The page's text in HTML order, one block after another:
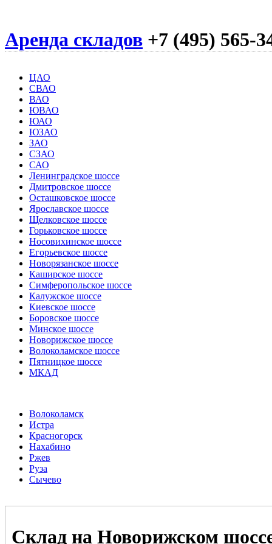
Аренда складов +7 (495) 565-
ЦАО
СВАО
ВАО
ЮВАО
ЮАО
ЮЗАО
ЗАО
СЗАО
САО
Ленинградское шоссе
Дмитровское шоссе
Осташковское шоссе
Ярославское шоссе
Щелковское шоссе
Горьковское шоссе
Носовихинское шоссе
Егорьевское шоссе
Новорязанское шоссе
Каширское шоссе
Симферопольское шоссе
Калужское шоссе
Киевское шоссе
Боровское шоссе
Минское шоссе
Новорижское шоссе
Волоколамское шоссе
Пятницкое шоссе
МКАД
Волоколамск
Истра
Красногорск
Нахабино
Ржев
Руза
Сычево
Склад на Новорижском